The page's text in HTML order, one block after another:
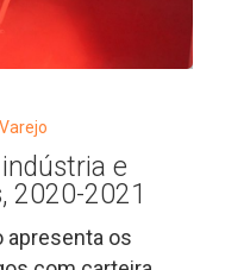
Varejo
e
2020-2021
apresenta os